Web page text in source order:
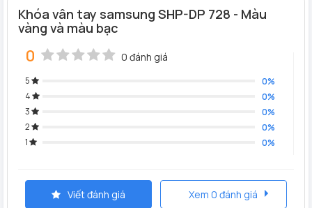
Cam kết các sản phẩm khóa cửa vân tay samsung nói
chung và mã khóa vân tay samsung SHP-DP728 Gold nói
Khóa vân tay samsung SHP-DP 728 - Màu
vàng và màu bạc
0 0 đánh giá
5
0%
4
0%
3
0%
2
0%
1
0%
Viết đánh giá Xem 0 đánh giá